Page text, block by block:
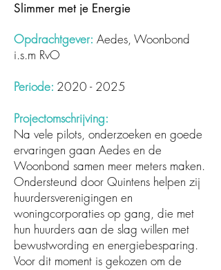
Slimmer met je Energie
Opdrachtgever: Aedes, Woonbond
i.s.m RvO
Periode: 2020 - 2025
Projectomschrijving:
Na vele pilots, onderzoeken en goede
ervaringen gaan Aedes en de
Woonbond samen meer meters maken.
Ondersteund door Quintens helpen zij
huurdersverenigingen en
woningcorporaties op gang, die met
hun huurders aan de slag willen met
bewustwording en energiebesparing.
Voor dit moment is gekozen om de